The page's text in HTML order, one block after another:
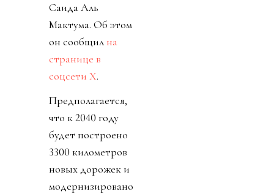
Саида Аль
Мактума. Об этом
он сообщилна
странице в
соцсети Х.
Предполагается,
что к 2040 году
будет построено
3300 километров
новых дорожек и
модернизировано